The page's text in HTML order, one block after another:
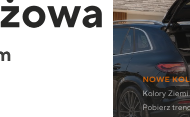
NOWE
Kolory Ziemi
Pobierz